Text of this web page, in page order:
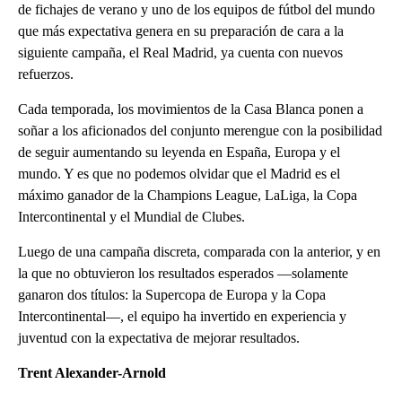
de fichajes de verano y uno de los equipos de fútbol del mundo
que más expectativa genera en su preparación de cara a la
siguiente campaña, el Real Madrid, ya cuenta con nuevos
refuerzos.
Cada temporada, los movimientos de la Casa Blanca ponen a
soñar a los aficionados del conjunto merengue con la posibilidad
de seguir aumentando su leyenda en España, Europa y el
mundo. Y es que no podemos olvidar que el Madrid es el
máximo ganador de la Champions League, LaLiga, la Copa
Intercontinental y el Mundial de Clubes.
Luego de una campaña discreta, comparada con la anterior, y en
la que no obtuvieron los resultados esperados —solamente
ganaron dos títulos: la Supercopa de Europa y la Copa
Intercontinental—, el equipo ha invertido en experiencia y
juventud con la expectativa de mejorar resultados.
Trent Alexander-Arnold